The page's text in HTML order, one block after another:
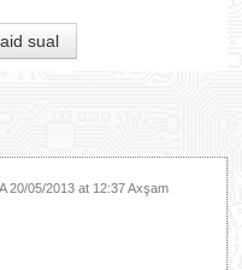
sual
20/05/2013 at 12:37 Axşam